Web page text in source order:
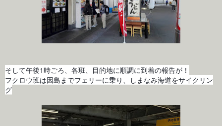
そして午後1時ごろ、各班、目的地に順調に到着の報告が！
フクロウ班は因島までフェリーに乗り、しまなみ海道をサイクリン
グ